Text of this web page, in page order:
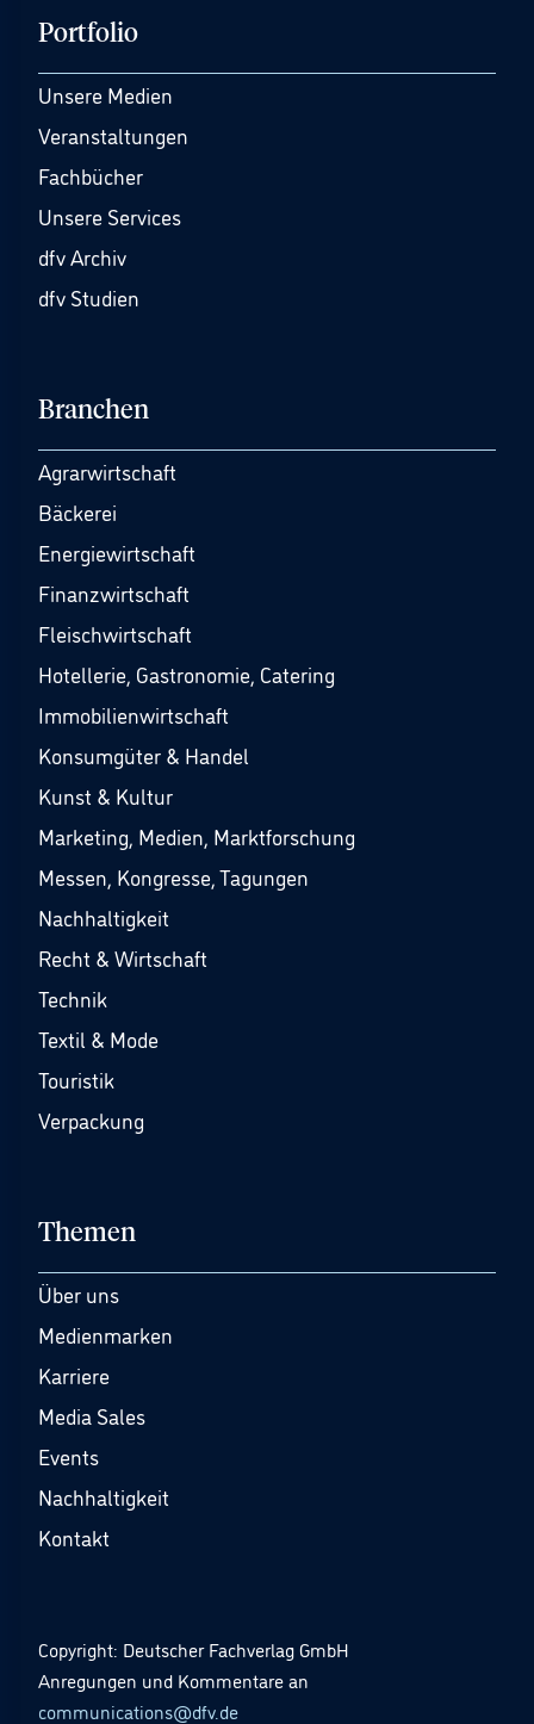
Portfolio
Unsere Medien
Veranstaltungen
Fachbücher
Unsere Services
dfv Archiv
dfv Studien
Branchen
Agrarwirtschaft
Bäckerei
Energiewirtschaft
Finanzwirtschaft
Fleischwirtschaft
Hotellerie, Gastronomie, Catering
Immobilienwirtschaft
Konsumgüter & Handel
Kunst & Kultur
Marketing, Medien, Marktforschung
Messen, Kongresse, Tagungen
Nachhaltigkeit
Recht & Wirtschaft
Technik
Textil & Mode
Touristik
Verpackung
Themen
Über uns
Medienmarken
Karriere
Media Sales
Events
Nachhaltigkeit
Kontakt
Copyright: Deutscher Fachverlag GmbH
Anregungen und Kommentare an
communications@dfv.de